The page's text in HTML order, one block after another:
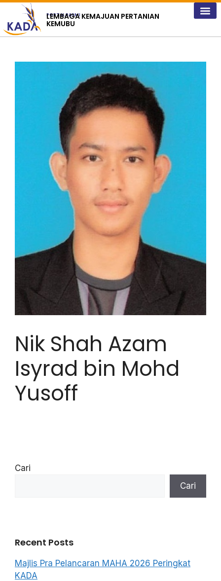
content
PORTAL RASMI
LEMBAGA KEMAJUAN PERTANIAN
KEMUBU
Nik Shah Azam
Isyrad bin Mohd
Yusoff
Cari
Cari
Recent Posts
Majlis Pra Pelancaran MAHA 2026 Peringkat
KADA